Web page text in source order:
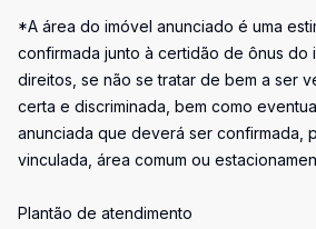
*A área do imóvel anunciado é uma
confirmada junto à certidão de ônus do
direitos, se não se tratar de bem a ser
certa e discriminada, bem como
anunciada que deverá ser confirmada,
vinculada, área comum ou
Plantão de atendimento